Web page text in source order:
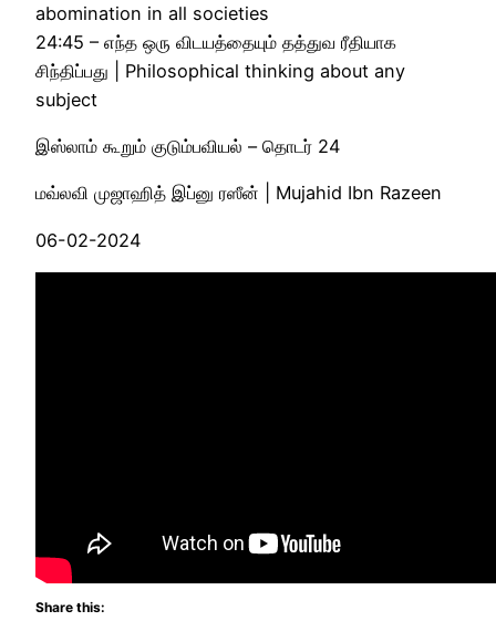
abomination in all societies
24:45 – எந்த ஒரு விடயத்தையும் தத்துவ ரீதியாக
சிந்திப்பது | Philosophical thinking about any
subject
இஸ்லாம் கூறும் குடும்பவியல் – தொடர் 24
மவ்லவி முஜாஹித் இப்னு ரஸீன் | Mujahid Ibn Razeen
06-02-2024
Share this: